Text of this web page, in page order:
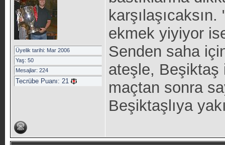
Üyelik tarihi: Mar 2006
Yaş: 50
Mesajlar: 224
Tecrübe Puanı: 21
ekmek yiyiyor
Senden saha
ateşle, Beşiktaş
maçtan sonra
Beşiktaşlıya